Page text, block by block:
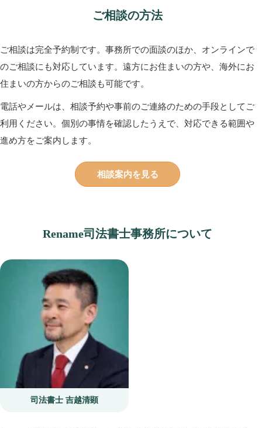
ご相談の方法
ご相談は完全予約制です。事務所での面談のほか、オンラインで
のご相談にも対応しています。遠方にお住まいの方や、海外にお
住まいの方からのご相談も可能です。
電話やメールは、相談予約や事前のご連絡のための手段としてご
利用ください。個別の事情を確認したうえで、対応できる範囲や
進め方をご案内します。
相談案内を見る
Rename司法書士事務所について
司法書士 吉越清顕